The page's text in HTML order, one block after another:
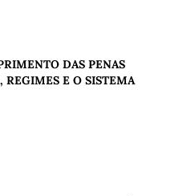
DAS PENAS
REGIMES E O SISTEMA